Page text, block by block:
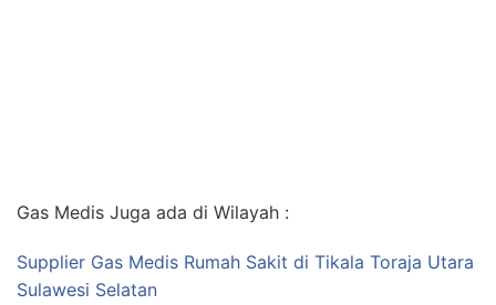
Gas Medis Juga ada di Wilayah :
Supplier Gas Medis Rumah Sakit di Tikala Toraja Utara
Sulawesi Selatan